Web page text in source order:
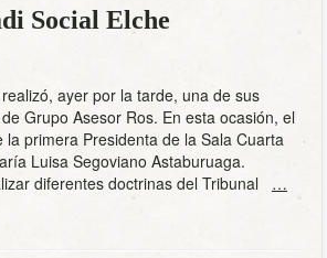
Social Elche
ayer por la tarde, una de sus
Grupo Asesor Ros. En esta ocasión, el
primera Presidenta de la Sala Cuarta
Luisa Segoviano Astaburuaga.
diferentes doctrinas del Tribunal …